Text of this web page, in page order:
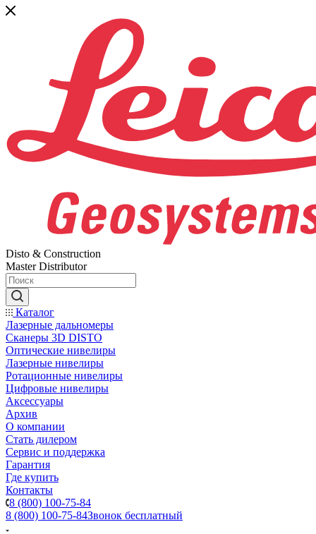
Disto & Construction
Master Distributor
Каталог
Лазерные дальномеры
Сканеры 3D DISTO
Оптические нивелиры
Лазерные нивелиры
Ротационные нивелиры
Цифровые нивелиры
Аксессуары
Архив
О компании
Стать дилером
Сервис и поддержка
Гарантия
Где купить
Контакты
8 (800) 100-75-84
8 (800) 100-75-84Звонок бесплатный